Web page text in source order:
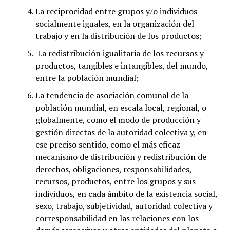
La reciprocidad entre grupos y/o individuos
socialmente iguales, en la organización del
trabajo y en la distribución de los productos;
La redistribución igualitaria de los recursos y
productos, tangibles e intangibles, del mundo,
entre la población mundial;
La tendencia de asociación comunal de la
población mundial, en escala local, regional, o
globalmente, como el modo de producción y
gestión directas de la autoridad colectiva y, en
ese preciso sentido, como el más eficaz
mecanismo de distribución y redistribución de
derechos, obligaciones, responsabilidades,
recursos, productos, entre los grupos y sus
individuos, en cada ámbito de la existencia social,
sexo, trabajo, subjetividad, autoridad colectiva y
corresponsabilidad en las relaciones con los